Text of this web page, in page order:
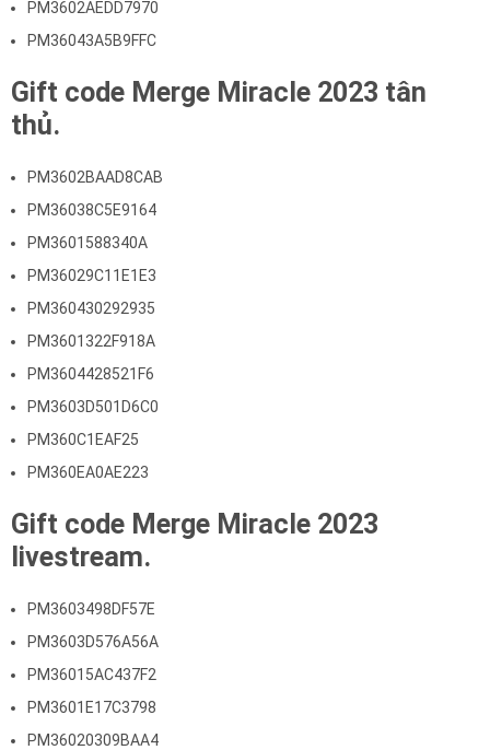
PM3602AEDD7970
PM36043A5B9FFC
Gift code Merge Miracle 2023 tân
thủ.
PM3602BAAD8CAB
PM36038C5E9164
PM3601588340A
PM36029C11E1E3
PM360430292935
PM3601322F918A
PM3604428521F6
PM3603D501D6C0
PM360C1EAF25
PM360EA0AE223
Gift code Merge Miracle 2023
livestream.
PM3603498DF57E
PM3603D576A56A
PM36015AC437F2
PM3601E17C3798
PM36020309BAA4